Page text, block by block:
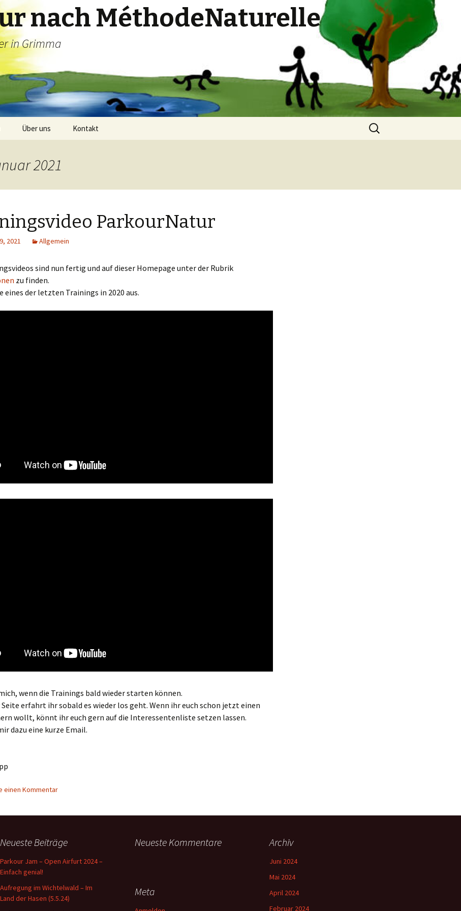
nach MéthodeNaturelle
in Grimma
Über uns Kontakt
Suchen
nach:
2021
ParkourNatur
2021 Allgemein
sind nun fertig und auf dieser Homepage unter der Rubrik
zu finden.
eines der letzten Trainings in 2020 aus.
wenn die Trainings bald wieder starten können.
Seite erfahrt ihr sobald es wieder los geht. Wenn ihr euch schon jetzt einen
wollt, könnt ihr euch gern auf die Interessentenliste setzen lassen.
dazu eine kurze Email.
einen Kommentar
Neueste Beiträge
Parkour Jam – Open Airfurt 2024 –
Einfach genial!
Aufregung im Wichtelwald – Im
Land der Hasen (5.5.24)
Neueste Kommentare Archiv
Juni 2024
Mai 2024
April 2024
Februar 2024
Meta